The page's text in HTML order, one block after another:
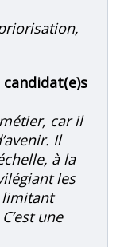
car il
Il
à la
les
limitant
une